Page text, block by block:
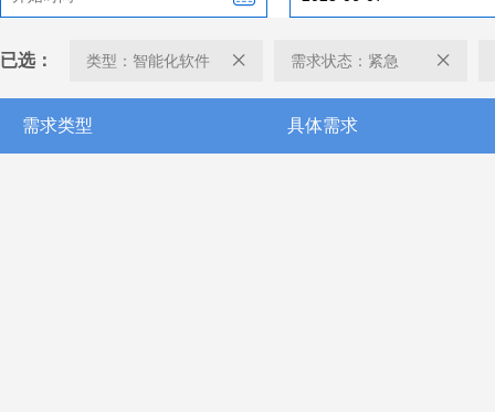
已选： 类型：智能化软件 需求状态：紧急
需求类型 具体需求